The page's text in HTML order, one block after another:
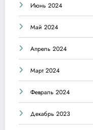
Июнь 2024
Май 2024
Апрель 2024
Март 2024
Февраль 2024
Декабрь 2023